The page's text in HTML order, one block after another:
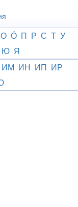
О Ӧ П Р С Т У
Ю Я
ИМ ИН ИП ИР